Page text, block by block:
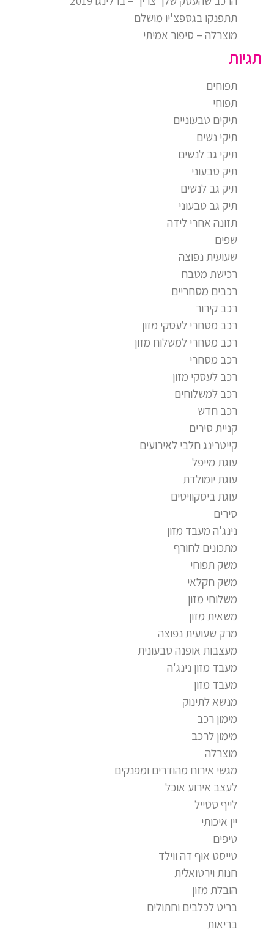
תתפנקו בגספצ'יו מושלם
מוצרלה – סיפור אמיתי
תגיות
תפוחים
תפוחי
תיקים טבעוניים
תיקי נשים
תיקי גב לנשים
תיק טבעוני
תיק גב לנשים
תיק גב טבעוני
תזונה אחרי לידה
שפים
שעועית נפוצה
רכישת מטבח
רכבים מסחריים
רכב קירור
רכב מסחרי לעסקי מזון
רכב מסחרי למשלוח מזון
רכב מסחרי
רכב לעסקי מזון
רכב למשלוחים
רכב חדש
קניית סירים
קייטרינג חלבי לאירועים
עוגת מייפל
עוגת יומולדת
עוגת ביסקוויטים
סירים
נינג'ה מעבד מזון
מתכונים לחורף
משק תפוחי
משק חקלאי
משלוחי מזון
משאית מזון
מרק שעועית נפוצה
מעצבות אופנה טבעונית
מעבד מזון נינג'ה
מעבד מזון
מנשא לתינוק
מימון רכב
מימון לרכב
מוצרלה
מגשי אירוח מהודרים ומפנקים
לעצב אירוע אוכל
לייף סטייל
יין איכותי
טיפים
טייסט אוף דה ווילד
חנות וירטואלית
הובלת מזון
בריט לכלבים וחתולים
בריאות